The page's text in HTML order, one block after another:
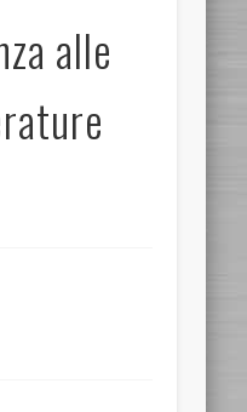
alle